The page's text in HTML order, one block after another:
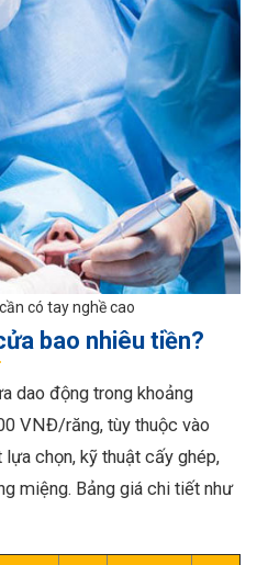
có tay nghề cao
bao nhiêu tiền?
dao động trong khoảng
VNĐ/răng, tùy thuộc vào
chọn, kỹ thuật cấy ghép,
miệng. Bảng giá chi tiết như